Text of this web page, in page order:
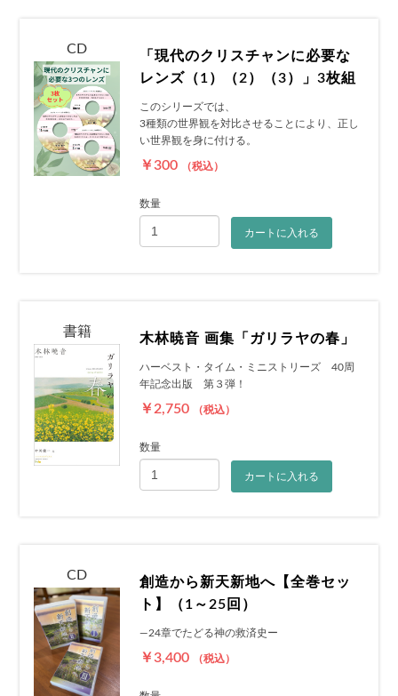
CD
「現代のクリスチャンに必要な
レンズ（1）（2）（3）」3枚組
このシリーズでは、
3種類の世界観を対比させることにより、正し
い世界観を身に付ける。
￥300 （税込）
数量
カートに入れる
書籍 木林暁音 画集「ガリラヤの春」
ハーベスト・タイム・ミニストリーズ 40周
年記念出版 第３弾！
￥2,750 （税込）
数量
カートに入れる
CD
創造から新天新地へ【全巻セッ
ト】（1～25回）
―24章でたどる神の救済史ー
￥3,400 （税込）